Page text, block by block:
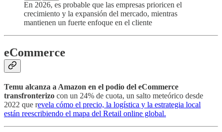
En 2026, es probable que las empresas prioricen el
crecimiento y la expansión del mercado, mientras
mantienen un fuerte enfoque en el cliente
eCommerce
Temu alcanza a Amazon en el podio del eCommerce
transfronterizo con un 24% de cuota, un salto meteórico desde
2022 que revela cómo el precio, la logística y la estrategia local
están reescribiendo el mapa del Retail online global.